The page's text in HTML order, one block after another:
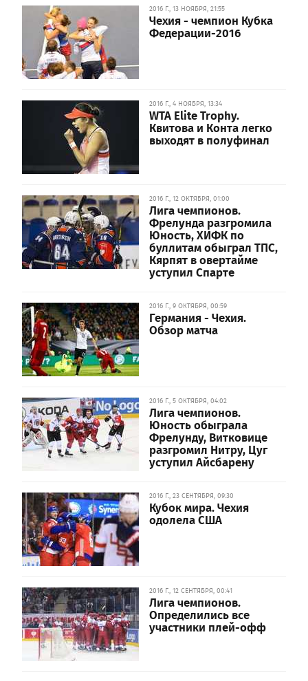
2016 Г., 13 НОЯБРЯ, 21:55
Чехия - чемпион Кубка
Федерации-2016
2016 Г., 4 НОЯБРЯ, 13:34
WTA Elite Trophy.
Квитова и Конта легко
выходят в полуфинал
2016 Г., 12 ОКТЯБРЯ, 01:00
Лига чемпионов.
Фрелунда разгромила
Юность, ХИФК по
буллитам обыграл ТПС,
Кярпят в овертайме
уступил Спарте
2016 Г., 9 ОКТЯБРЯ, 00:59
Германия - Чехия.
Обзор матча
2016 Г., 5 ОКТЯБРЯ, 04:02
Лига чемпионов.
Юность обыграла
Фрелунду, Витковице
разгромил Нитру, Цуг
уступил Айсбарену
2016 Г., 23 СЕНТЯБРЯ, 09:30
Кубок мира. Чехия
одолела США
2016 Г., 12 СЕНТЯБРЯ, 00:41
Лига чемпионов.
Определились все
участники плей-офф